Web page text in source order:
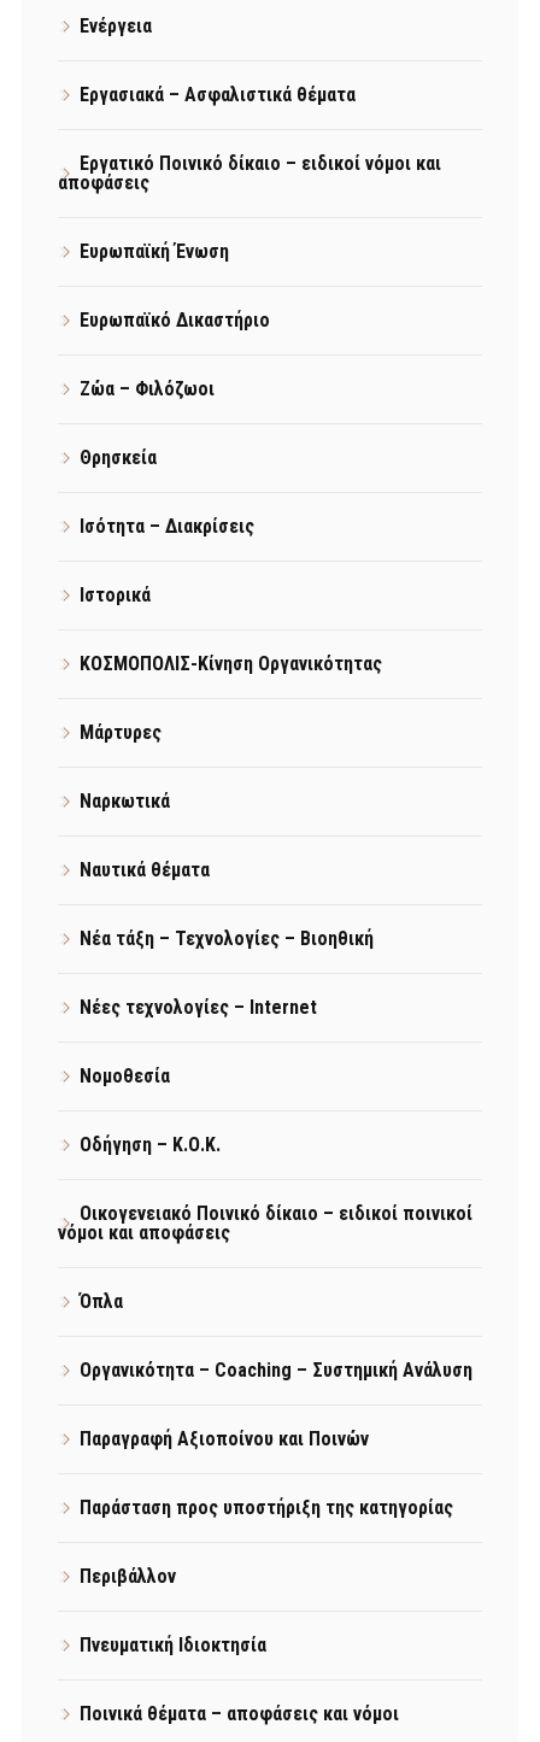
Ενέργεια
Εργασιακά – Ασφαλιστικά θέματα
Εργατικό Ποινικό δίκαιο – ειδικοί νόμοι και
αποφάσεις
Ευρωπαϊκή Ένωση
Ευρωπαϊκό Δικαστήριο
Ζώα – Φιλόζωοι
Θρησκεία
Ισότητα – Διακρίσεις
Ιστορικά
ΚΟΣΜΟΠΟΛΙΣ-Κίνηση Οργανικότητας
Μάρτυρες
Ναρκωτικά
Ναυτικά θέματα
Νέα τάξη – Τεχνολογίες – Βιοηθική
Νέες τεχνολογίες – Internet
Νομοθεσία
Οδήγηση – Κ.Ο.Κ.
Οικογενειακό Ποινικό δίκαιο – ειδικοί ποινικοί
νόμοι και αποφάσεις
Όπλα
Οργανικότητα – Coaching – Συστημική Ανάλυση
Παραγραφή Αξιοποίνου και Ποινών
Παράσταση προς υποστήριξη της κατηγορίας
Περιβάλλον
Πνευματική Ιδιοκτησία
Ποινικά θέματα – αποφάσεις και νόμοι